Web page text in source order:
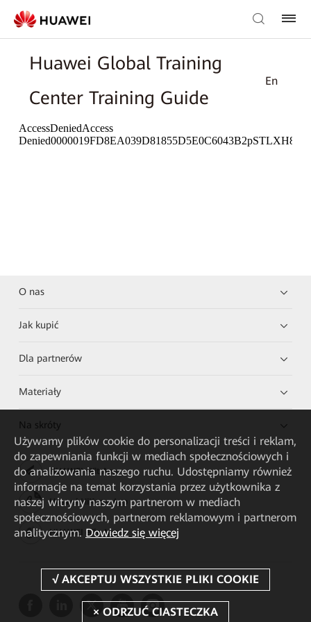
Huawei Global Training
Center Training Guide
En
O nas
Jak kupić
Dla partnerów
Materiały
Na skróty
HUAWEI eKit App
Huawei HiKnow App
HUAWEI eFly App
Używamy plików cookie do personalizacji treści i reklam,
do zapewniania funkcji w mediach społecznościowych i
do analizowania naszego ruchu. Udostępniamy również
informacje na temat korzystania przez użytkownika z
naszej witryny naszym partnerom w mediach
społecznościowych, partnerom reklamowym i partnerom
analitycznym. Dowiedz się więcej